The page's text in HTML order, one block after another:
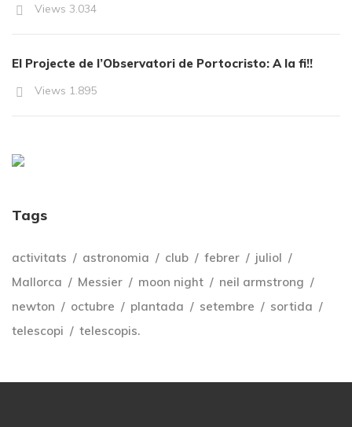
Views 3.034
El Projecte de l’Observatori de Portocristo: A la fi!!
Views 1.895
Tags
activitats astronomia club febrer
juliol
Mallorca
Messier moon night
neil armstrong
newton
octubre plantada setembre
sortida
telescopi
telescopis.